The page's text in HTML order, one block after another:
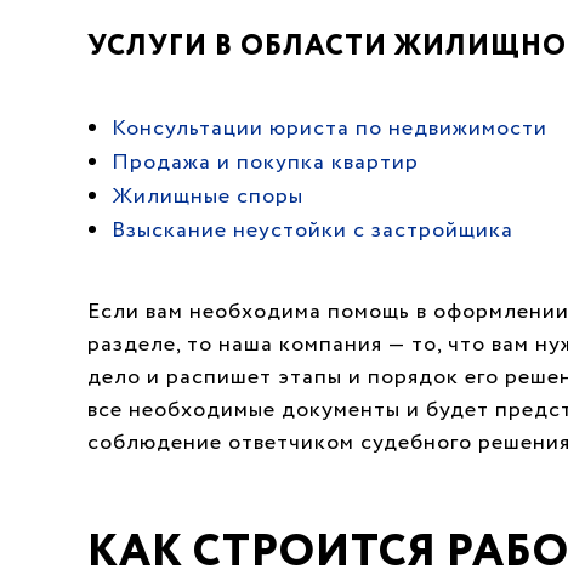
УСЛУГИ В ОБЛАСТИ
Консультации юриста по недвижимости
Продажа и покупка квартир
Жилищные споры
Взыскание неустойки с застройщика
Если вам необходима помощь в
разделе, то наша компания — то, что вам
дело и распишет этапы и порядок его
все необходимые документы и будет
соблюдение ответчиком судебного
КАК СТРОИТСЯ